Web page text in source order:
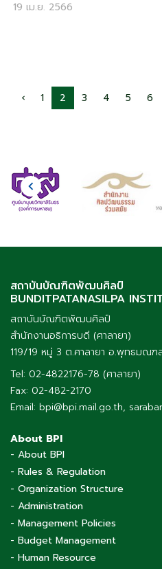
19 เม.ย. 2566
‹ 1 2 3 4 5 6
สถาบันบัณฑิตพัฒนศิลป์
BUNDITPATANASILPA
สถาบันบัณฑิตพัฒนศิลป์
สำนักงานอธิการบดี (ศาลายา)
119/19 หมู่ 3 ต.ศาลายา อ.พุทธมณฑ
Tel: 02-4822176-78 (ศาลายา)
Fax: 02-482-2170
Email: bpi@bpi.mail.go.th,
About BPI
- About BPI
- Rules & Regulation
- Organization Structure
- Administration
- Management Policies
- Budget Management
- Human Resource